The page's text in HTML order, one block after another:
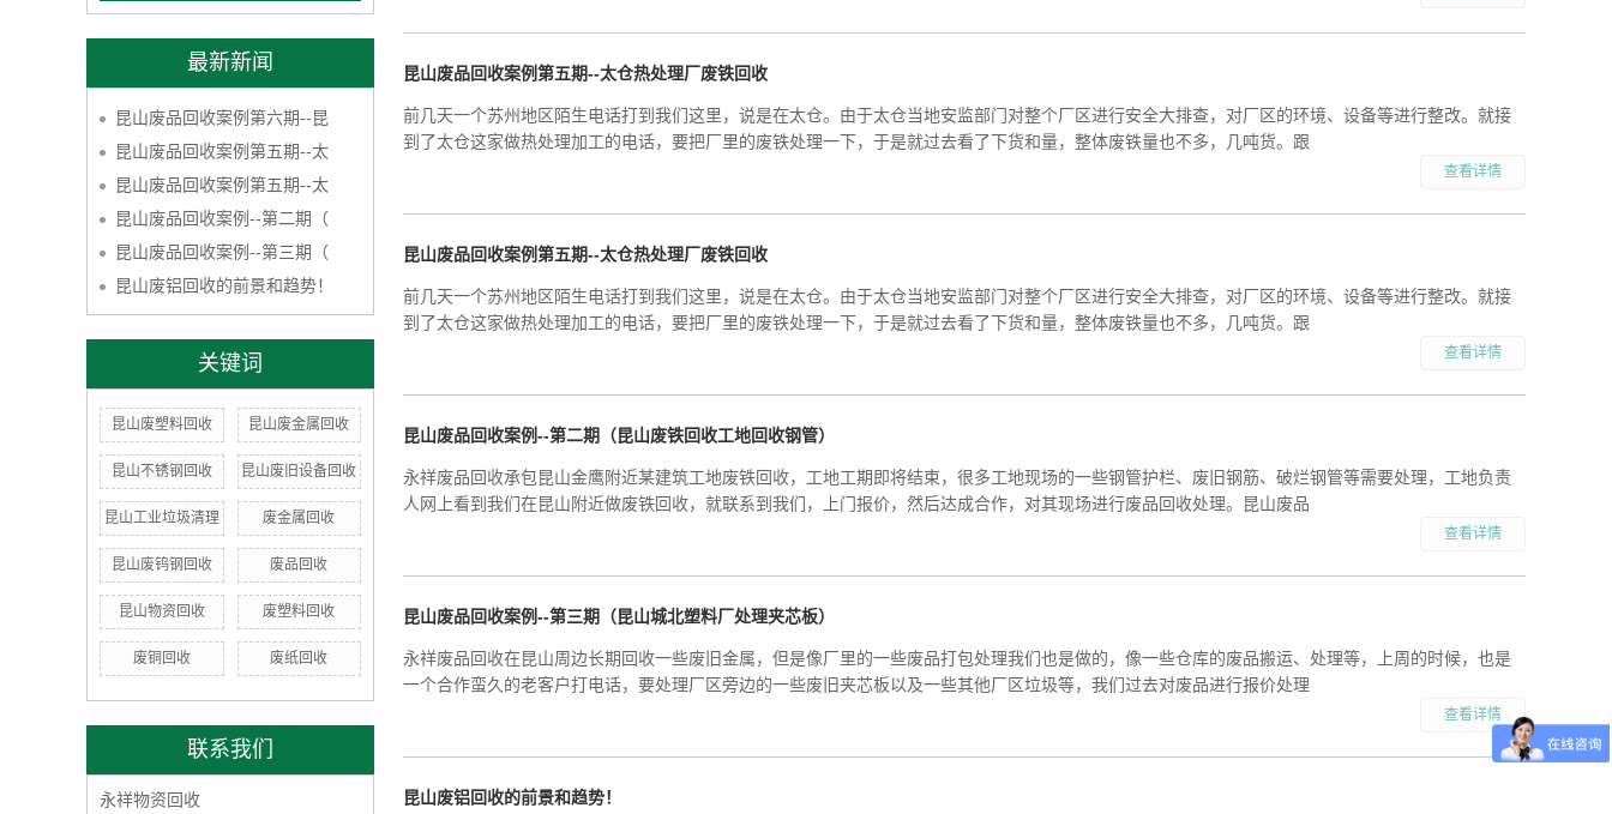
最新新闻
昆山废品回收案例第六期--昆
昆山废品回收案例第五期--太
昆山废品回收案例第五期--太
昆山废品回收案例--第二期（
昆山废品回收案例--第三期（
昆山废铝回收的前景和趋势！
关键词
昆山废塑料回收 昆山废金属回收
昆山不锈钢回收 昆山废旧设备回收
昆山工业垃圾清理 废金属回收
昆山废钨钢回收 废品回收
昆山物资回收 废塑料回收
废铜回收 废纸回收
联系我们
永祥物资回收
昆山废品回收案例第五期--太仓热处理厂废铁回收
前几天一个苏州地区陌生电话打到我们这里，说是在太仓。由于太仓当地安监部门对整个厂区进行安全大排查，对厂区的环境、设备等进行整改。就接
到了太仓这家做热处理加工的电话，要把厂里的废铁处理一下，于是就过去看了下货和量，整体废铁量也不多，几吨货。跟
查看详情
昆山废品回收案例第五期--太仓热处理厂废铁回收
前几天一个苏州地区陌生电话打到我们这里，说是在太仓。由于太仓当地安监部门对整个厂区进行安全大排查，对厂区的环境、设备等进行整改。就接
到了太仓这家做热处理加工的电话，要把厂里的废铁处理一下，于是就过去看了下货和量，整体废铁量也不多，几吨货。跟
查看详情
昆山废品回收案例--第二期（昆山废铁回收工地回收钢管）
永祥废品回收承包昆山金鹰附近某建筑工地废铁回收，工地工期即将结束，很多工地现场的一些钢管护栏、废旧钢筋、破烂钢管等需要处理，工地负责
人网上看到我们在昆山附近做废铁回收，就联系到我们，上门报价，然后达成合作，对其现场进行废品回收处理。昆山废品
查看详情
昆山废品回收案例--第三期（昆山城北塑料厂处理夹芯板）
永祥废品回收在昆山周边长期回收一些废旧金属，但是像厂里的一些废品打包处理我们也是做的，像一些仓库的废品搬运、处理等，上周的时候，也是
一个合作蛮久的老客户打电话，要处理厂区旁边的一些废旧夹芯板以及一些其他厂区垃圾等，我们过去对废品进行报价处理
查看详情
昆山废铝回收的前景和趋势！